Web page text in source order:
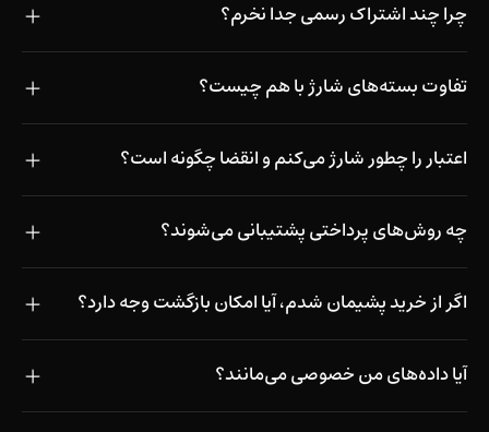
چرا چند اشتراک رسمی جدا نخرم؟
تفاوت بسته‌های شارژ با هم چیست؟
اعتبار را چطور شارژ می‌کنم و انقضا چگونه است؟
چه روش‌های پرداختی پشتیبانی می‌شوند؟
اگر از خرید پشیمان شدم، آیا امکان بازگشت وجه دارد؟
آیا داده‌های من خصوصی می‌مانند؟